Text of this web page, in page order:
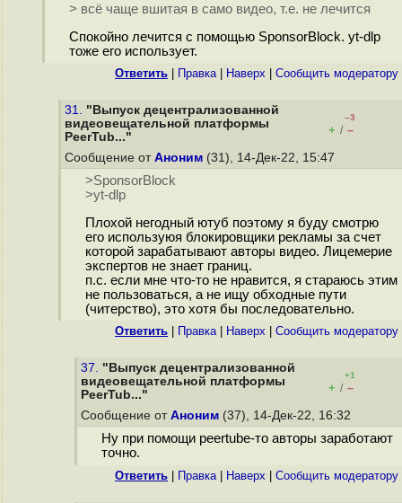
> всё чаще вшитая в само видео, т.е. не лечится
Спокойно лечится с помощью SponsorBlock. yt-dlp
тоже его использует.
Ответить Правка| Наверх Cообщить модератору
31. "Выпуск децентрализованной
видеовещательной платформы
PeerTub..."
–3
+ / –
Сообщение от Аноним (31), 14-Дек-22, 15:47
>SponsorBlock
>yt-dlp
Плохой негодный ютуб поэтому я буду смотрю
его используюя блокировщики рекламы за счет
которой зарабатывают авторы видео. Лицемерие
экспертов не знает границ.
п.с. если мне что-то не нравится, я стараюсь этим
не пользоваться, а не ищу обходные пути
(читерство), это хотя бы последовательно.
Ответить Правка| Наверх Cообщить модератору
37. "Выпуск децентрализованной
видеовещательной платформы
PeerTub..."
+1
+ / –
Сообщение от Аноним (37), 14-Дек-22, 16:32
Ну при помощи peertube-то авторы заработают
точно.
Ответить Правка| Наверх Cообщить модератору